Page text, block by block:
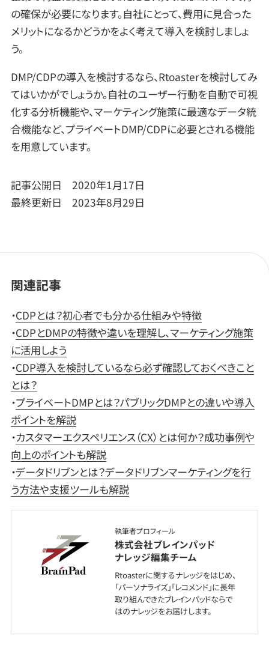
の確保が必要になります。自社にとって、費用に見合った
メリットになるかどうかをよく考えて導入を検討しましょ
う。
DMP/CDPの導入を検討するなら、Rtoasterを検討してみ
てはいかがでしょうか。自社のユーザー行動を自動で可視
化する分析機能や、マーケティング施策に最適なデータ統
合機能など、プライベートDMP/CDPに必要とされる機能
を用意しています。
記事公開日 2020年1月17日
最終更新日 2023年8月29日
関連記事
・CDPとは？初心者でも分かる仕組みや特徴
・CDPとDMPの特徴や違いを理解し、マーケティング施策
に活用しよう
・CDP導入を検討しているなら必ず確認しておくべきこと
とは？
・プライベートDMPとは？パブリックDMPとの違いや導入
ポイントを解説
・カスタマーエクスペリエンス（CX）とは何か？成功事例や
向上のポイントも解説
・データドリブンとは？データドリブンマーケティングを行
う方法や支援ツールも解説
執筆者プロフィール
株式会社ブレインパッド
ナレッジ編集チーム
Rtoasterに関するナレッジをはじめ、
「パーソナライズ」「レコメンド」に長年
取り組んできたブレインパッドならで
はのナレッジをお届けします。